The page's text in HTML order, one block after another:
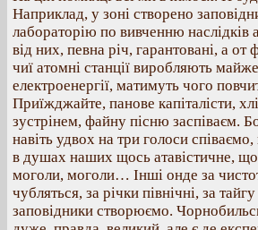
Наприклад, у зоні створено
лабораторію по вивченню
від них, певна річ, гарантовані, а от
чиї атомні станції виробляють
електроенергії, матимуть чого
Приїжджайте, панове капіталісти,
зустрінем, файну пісню заспіваєм.
навіть удвох на три голоси
в душах наших щось атавістичне,
моголи, моголи… Інші онде за
чубляться, за річки північні, за
заповідники створюємо.